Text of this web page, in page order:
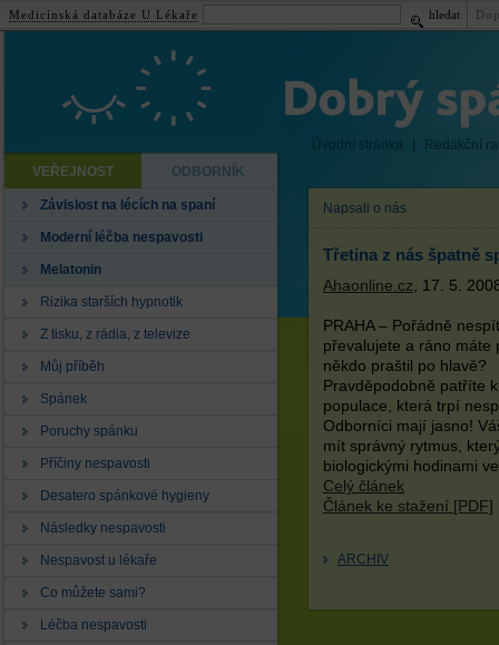
Úvodní stránka
Redakční
VEŘEJNOST
ODBORNÍK
Závislost na lécích na spaní
Moderní léčba nespavosti
Melatonin
Rizika starších hypnotik
Z tisku, z rádia, z televize
Můj příběh
Spánek
Poruchy spánku
Příčiny nespavosti
Desatero spánkové hygieny
Následky nespavosti
Nespavost u lékaře
Co můžete sami?
Léčba nespavosti
Napsali o nás
Třetina z nás špatně
Ahaonline.cz , 17. 5.
PRAHA – Pořádně
převalujete a ráno máte
někdo praštil po hlavě?
Pravděpodobně patříte
populace, která trpí
Odborníci mají jasno!
mít správný rytmus,
biologickými hodinami
Celý článek
Článek ke stažení [PDF]
ARCHIV
Medicínská databáze U Lékaře hledat